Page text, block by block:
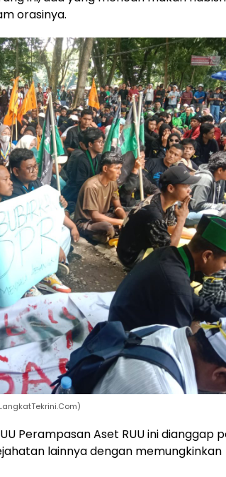
orasinya.
Perampasan Aset RUU ini dianggap
lainnya dengan memungkinkan